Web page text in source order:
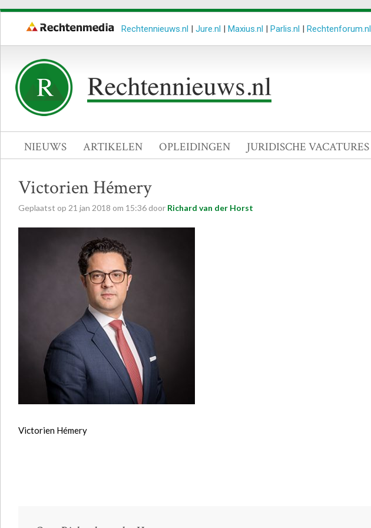
Rechtennieuws.nl | Jure.nl | Maxius.nl | Parlis.nl | Rechtenforum.nl
NIEUWS ARTIKELEN OPLEIDINGEN JURIDISCHE VACATURES
Victorien Hémery
Geplaatst op 21 jan 2018 om 15:36 door Richard van der Horst
Victorien Hémery